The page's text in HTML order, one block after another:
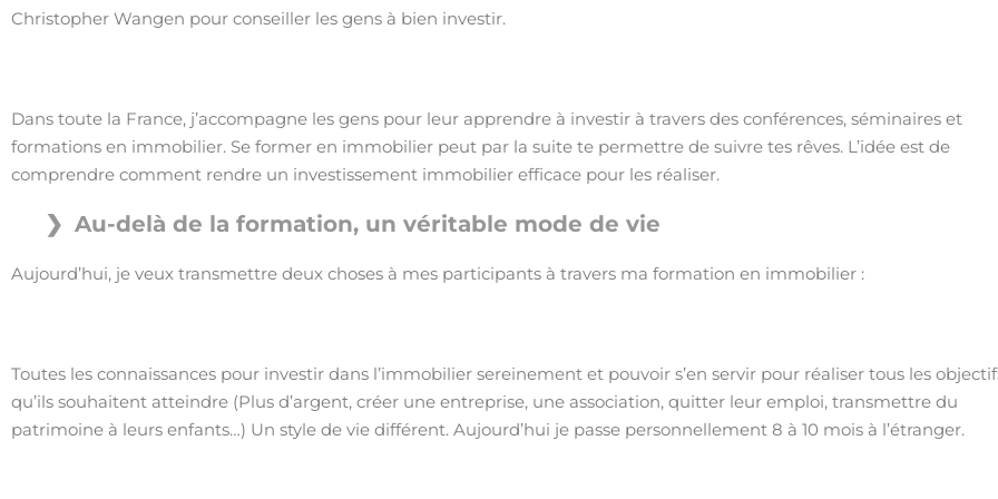
Christopher Wangen pour conseiller les gens à bien investir.
Dans toute la France, j’accompagne les gens pour leur apprendre à investir à travers des conférences, séminaires et
formations en immobilier. Se former en immobilier peut par la suite te permettre de suivre tes rêves. L’idée est de
comprendre comment rendre un investissement immobilier efficace pour les réaliser.
Au-delà de la formation, un véritable mode de vie
Aujourd’hui, je veux transmettre deux choses à mes participants à travers ma formation en immobilier :
Toutes les connaissances pour investir dans l’immobilier sereinement et pouvoir s’en servir pour réaliser tous les
qu’ils souhaitent atteindre (Plus d’argent, créer une entreprise, une association, quitter leur emploi, transmettre du
patrimoine à leurs enfants…) Un style de vie différent. Aujourd’hui je passe personnellement 8 à 10 mois à l’étranger.